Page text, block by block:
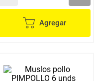
Agregar